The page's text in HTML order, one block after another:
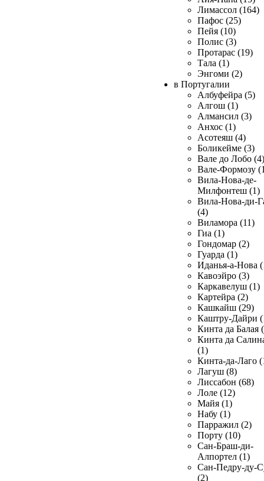
Лимассол (164)
Пафос (25)
Пейя (10)
Полис (3)
Протарас (19)
Тала (1)
Энгоми (2)
в Португалии
Албуфейра (5)
Алгош (1)
Алмансил (3)
Анхос (1)
Асотеяш (4)
Боликейме (3)
Вале до Лобо (4)
Вале-Формозу
Вила-Нова-де-
Милфонтеш (1)
Вила-Нова-ди-
(4)
Виламора (11)
Гиа (1)
Гондомар (2)
Гуарда (1)
Иданья-а-Нова
Кавоэйро (3)
Каркавелуш (1)
Картейра (2)
Кашкайш (29)
Каштру-Дайри
Кинта да Балая
Кинта да
(1)
Кинта-да-Лаго
Лагуш (8)
Лиссабон (68)
Лоле (12)
Майя (1)
Набу (1)
Парражил (2)
Порту (10)
Сан-Браш-ди-
Алпортел (1)
Сан-Педру-ду-
(2)